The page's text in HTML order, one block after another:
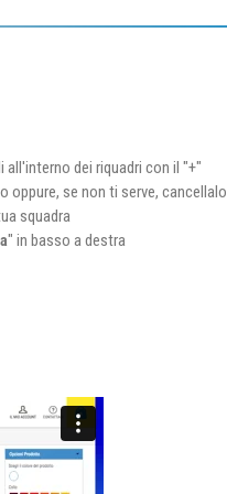
all'interno dei riquadri con il "+"
oppure, se non ti serve, cancellalo
squadra
" in basso a destra